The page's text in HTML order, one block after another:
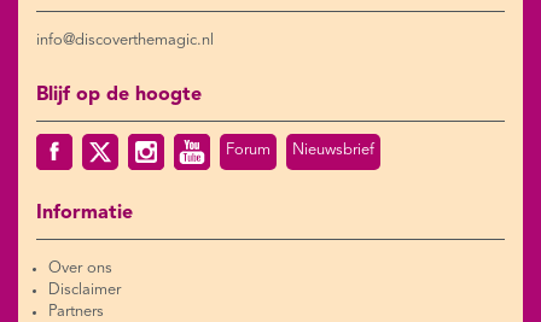
info@discoverthemagic.nl
Blijf op de hoogte
Forum Nieuwsbrief
Informatie
Over ons
Disclaimer
Partners